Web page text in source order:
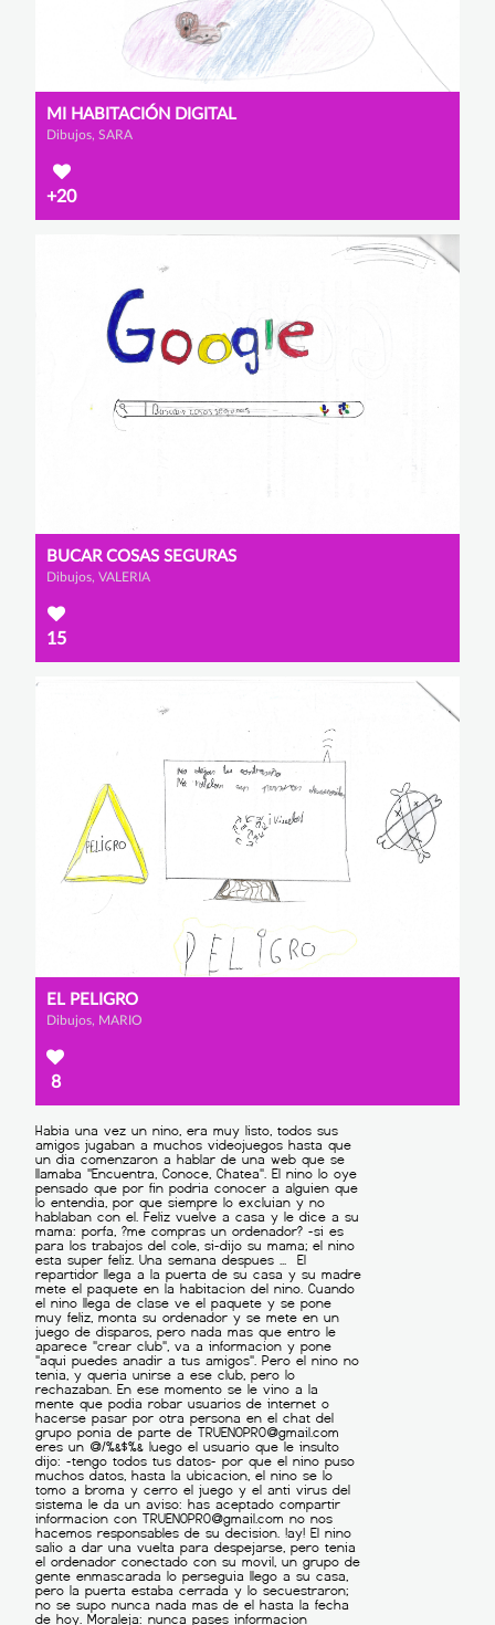
MI HABITACIÓN DIGITAL
Dibujos, SARA
+20
BUCAR COSAS SEGURAS
Dibujos, VALERIA
15
EL PELIGRO
Dibujos, MARIO
8